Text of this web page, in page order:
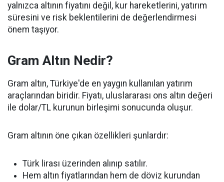
yalnızca altının fiyatını değil, kur hareketlerini, yatırım
süresini ve risk beklentilerini de değerlendirmesi
önem taşıyor.
Gram Altın Nedir?
Gram altın, Türkiye'de en yaygın kullanılan yatırım
araçlarından biridir. Fiyatı, uluslararası ons altın değeri
ile dolar/TL kurunun birleşimi sonucunda oluşur.
Gram altının öne çıkan özellikleri şunlardır:
Türk lirası üzerinden alınıp satılır.
Hem altın fiyatlarından hem de döviz kurundan